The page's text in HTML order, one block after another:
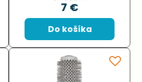
7 €
Do košíka